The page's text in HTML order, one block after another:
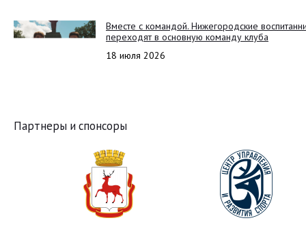
Вместе с командой. Нижегородские
переходят в основную команду клуба
18 июля 2026
Партнеры и спонсоры